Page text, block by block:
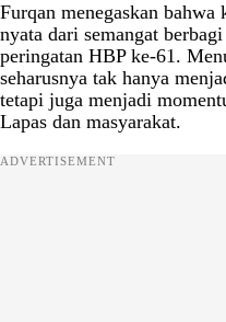
Furqan menegaskan
nyata dari semangat
peringatan HBP ke-61.
seharusnya tak hanya
tetapi juga menjadi
Lapas dan masyarakat.
ADVERTISEMENT